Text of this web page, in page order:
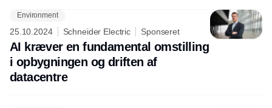
Environment
25.10.2024 Schneider Electric Sponseret
AI kræver en fundamental omstilling
i opbygningen og driften af
datacentre